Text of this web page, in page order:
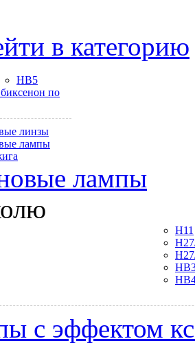
в категорию
HB5
по
линзы
лампы
лампы
H11
с эффектом